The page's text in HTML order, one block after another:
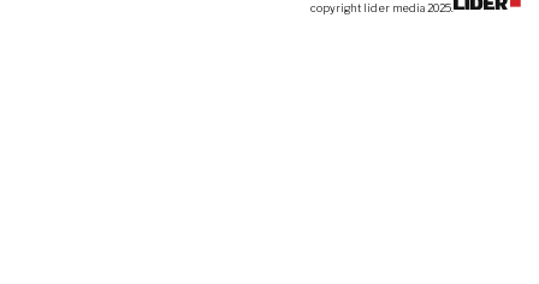
copyright lider media 2025.